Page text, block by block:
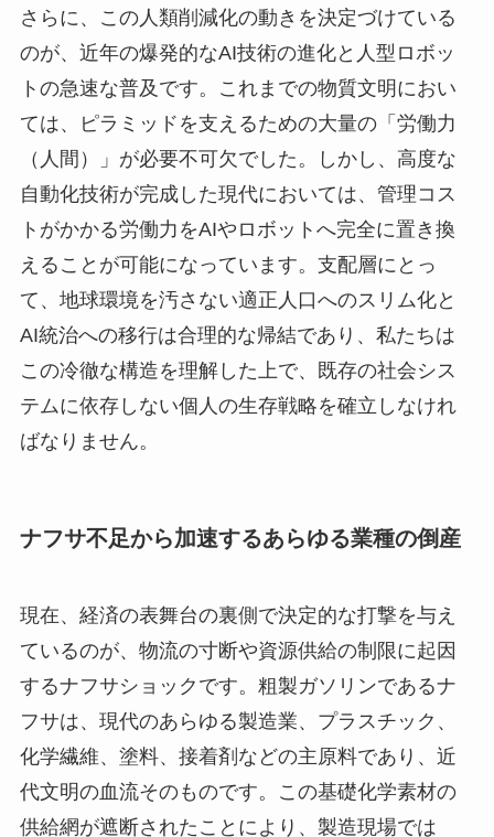
さらに、この人類削減化の動きを決定づけている
のが、近年の爆発的なAI技術の進化と人型ロボッ
トの急速な普及です。これまでの物質文明におい
ては、ピラミッドを支えるための大量の「労働力
（人間）」が必要不可欠でした。しかし、高度な
自動化技術が完成した現代においては、管理コス
トがかかる労働力をAIやロボットへ完全に置き換
えることが可能になっています。支配層にとっ
て、地球環境を汚さない適正人口へのスリム化と
AI統治への移行は合理的な帰結であり、私たちは
この冷徹な構造を理解した上で、既存の社会シス
テムに依存しない個人の生存戦略を確立しなけれ
ばなりません。
ナフサ不足から加速するあらゆる業種の倒産
現在、経済の表舞台の裏側で決定的な打撃を与え
ているのが、物流の寸断や資源供給の制限に起因
するナフサショックです。粗製ガソリンであるナ
フサは、現代のあらゆる製造業、プラスチック、
化学繊維、塗料、接着剤などの主原料であり、近
代文明の血流そのものです。この基礎化学素材の
供給網が遮断されたことにより、製造現場では